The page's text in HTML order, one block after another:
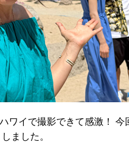
ワイで撮影できて感激！
ました。